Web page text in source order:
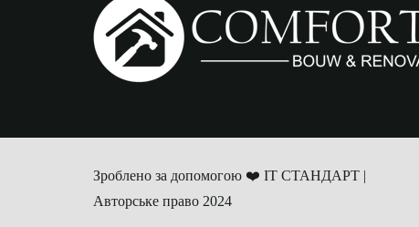
Зроблено за допомогою ❤️ ІТ СТАНДАРТ |
Авторське право 2024